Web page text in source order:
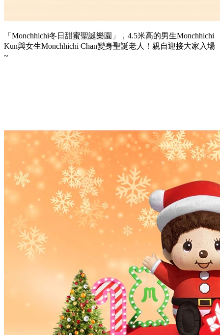
「Monchhichi冬日甜蜜聖誕樂園」，4.5米高的男生Monchhichi
Kun與女生Monchhichi Chan變身聖誕老人！親自迎接大家入場
~